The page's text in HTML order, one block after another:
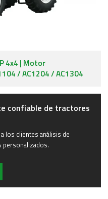
4x4 | Motor
/ AC1204 / AC1304
confiable de tractores
los clientes análisis de
personalizados.